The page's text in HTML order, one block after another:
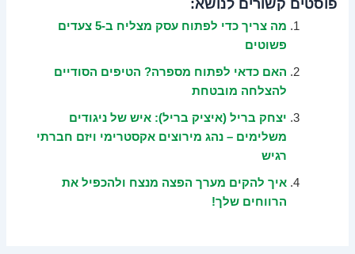
פוסטים קשורים לנושא:
מה צריך כדי לפתוח עסק מצליח ב-5 צעדים
פשוטים
האם כדאי לפתוח מספרה? הטיפים הסודיים
להצלחה מובטחת
יצחק בריל (איציק בריל): איש של ניגודים
משלימים – נהג מירוצים אקסטרימי ויזם חברתי
רגיש
איך להקים מערך הפצה מנצח ולהכפיל את
הרווחים שלך!